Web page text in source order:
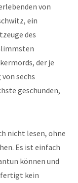
von
ein
des
der je
sechs
geschunden,
nicht lesen, ohne
Es ist einfach
können und
kein